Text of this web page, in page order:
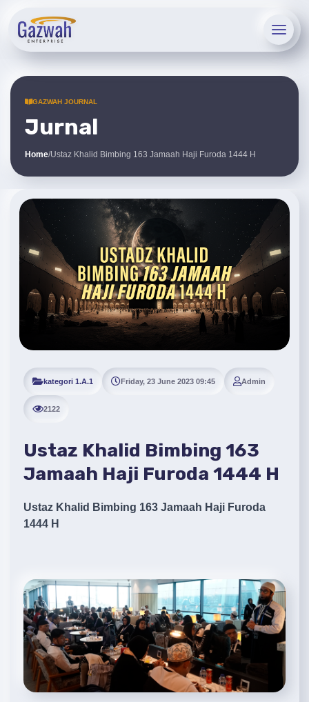
GAZWAH JOURNAL
Jurnal
Home/Ustaz Khalid Bimbing 163 Jamaah Haji Furoda 1444 H
kategori 1.A.1 Friday, 23 June 2023 09:45 Admin
2122
Ustaz Khalid Bimbing 163
Jamaah Haji Furoda 1444 H
Ustaz Khalid Bimbing 163 Jamaah Haji Furoda
1444 H